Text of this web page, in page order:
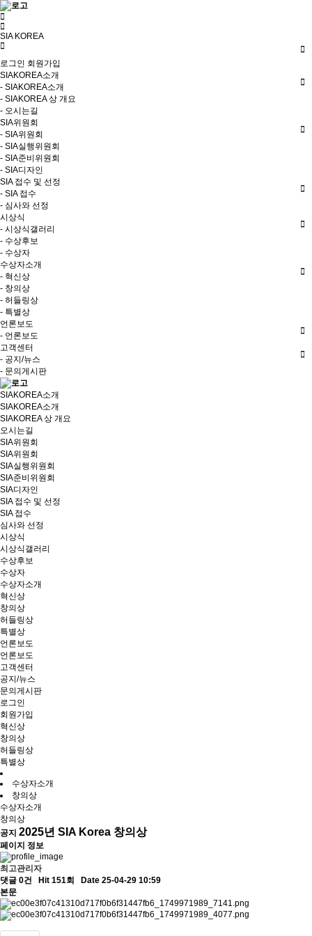
SIA KOREA
로그인 회원가입
SIAKOREA소개
- SIAKOREA소개
- SIAKOREA 상 개요
- 오시는길
SIA위원회
- SIA위원회
- SIA실행위원회
- SIA준비위원회
- SIA디자인
SIA 접수 및 선정
- SIA 접수
- 심사와 선정
시상식
- 시상식갤러리
- 수상후보
- 수상자
수상자소개
- 혁신상
- 창의상
- 허들링상
- 특별상
언론보도
- 언론보도
고객센터
- 공지/뉴스
- 문의게시판
SIAKOREA소개
SIAKOREA소개
SIAKOREA 상 개요
오시는길
SIA위원회
SIA위원회
SIA실행위원회
SIA준비위원회
SIA디자인
SIA 접수 및 선정
SIA 접수
심사와 선정
시상식
시상식갤러리
수상후보
수상자
수상자소개
혁신상
창의상
허들링상
특별상
언론보도
언론보도
고객센터
공지/뉴스
문의게시판
로그인
회원가입
혁신상
창의상
허들링상
특별상
수상자소개
창의상
수상자소개
창의상
공지 2025년 SIA Korea 창의상
페이지 정보
최고관리자
댓글 0건
Hit 151회
Date 25-04-29 10:59
본문